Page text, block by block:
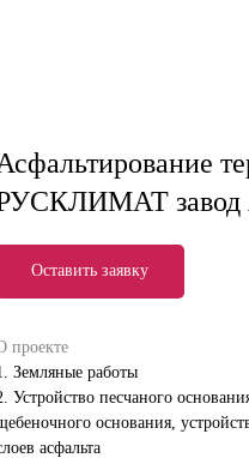
завод
Оставить заявку
проекте
Земляные работы
Устройство песчаного
основания,
асфальта